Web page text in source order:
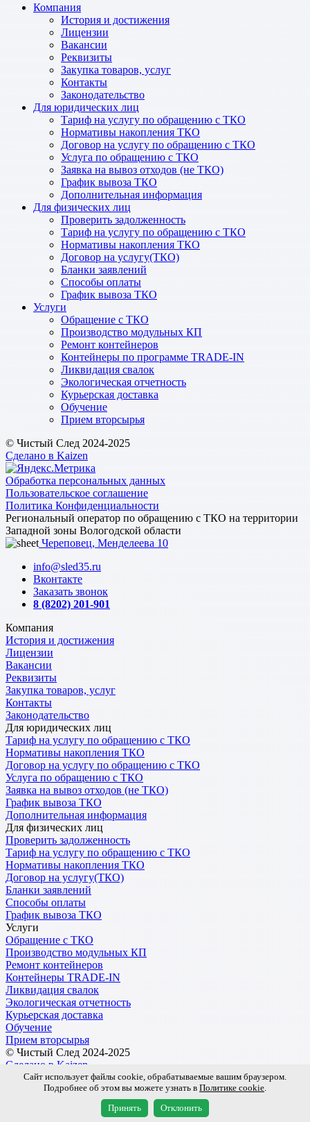
Компания
История и достижения
Лицензии
Вакансии
Реквизиты
Закупка товаров, услуг
Контакты
Законодательство
Для юридических лиц
Тариф на услугу по обращению с ТКО
Нормативы накопления ТКО
Договор на услугу по обращению с ТКО
Услуга по обращению с ТКО
Заявка на вывоз отходов (не ТКО)
График вывоза ТКО
Дополнительная информация
Для физических лиц
Проверить задолженность
Тариф на услугу по обращению с ТКО
Нормативы накопления ТКО
Договор на услугу(ТКО)
Бланки заявлений
Способы оплаты
График вывоза ТКО
Услуги
Обращение с ТКО
Производство модульных КП
Ремонт контейнеров
Контейнеры по программе TRADE-IN
Ликвидация свалок
Экологическая отчетность
Курьерская доставка
Обучение
Прием вторсырья
© Чистый След 2024-2025
Сделано в Kaizen
Обработка персональных данных
Пользовательское соглашение
Политика Конфиденциальности
Региональный оператор по обращению с ТКО на территории
Западной зоны Вологодской области
Череповец, Менделеева 10
info@sled35.ru
Вконтакте
Заказать звонок
8 (8202) 201-901
Компания
История и достижения
Лицензии
Вакансии
Реквизиты
Закупка товаров, услуг
Контакты
Законодательство
Для юридических лиц
Тариф на услугу по обращению с ТКО
Нормативы накопления ТКО
Договор на услугу по обращению с ТКО
Услуга по обращению с ТКО
Заявка на вывоз отходов (не ТКО)
График вывоза ТКО
Дополнительная информация
Для физических лиц
Проверить задолженность
Тариф на услугу по обращению с ТКО
Нормативы накопления ТКО
Договор на услугу(ТКО)
Бланки заявлений
Способы оплаты
График вывоза ТКО
Услуги
Обращение с ТКО
Производство модульных КП
Ремонт контейнеров
Контейнеры TRADE-IN
Ликвидация свалок
Экологическая отчетность
Курьерская доставка
Обучение
Прием вторсырья
© Чистый След 2024-2025
Сделано в Kaizen
Обработка персональных данных
Пользовательское соглашение
Политика Конфиденциальности
Сайт использует файлы cookie, обрабатываемые вашим браузером.
Подробнее об этом вы можете узнать в Политике cookie.
Принять Отклонить